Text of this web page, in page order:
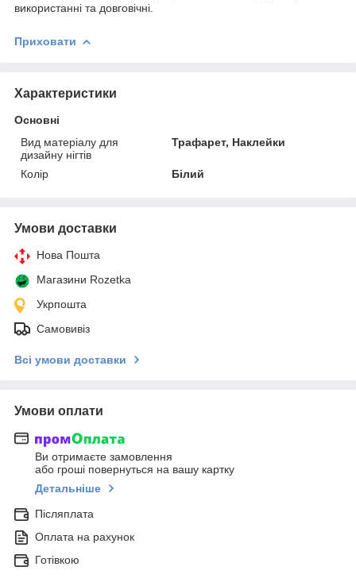
використанні та довговічні.
Приховати
Характеристики
Основні
Вид матеріалу для
дизайну нігтів
Трафарет, Наклейки
Колір Білий
Умови доставки
Нова Пошта
Магазини Rozetka
Укрпошта
Самовивіз
Всі умови доставки
Умови оплати
Ви отримаєте замовлення
або гроші повернуться на вашу картку
Детальніше
Післяплата
Оплата на рахунок
Готівкою